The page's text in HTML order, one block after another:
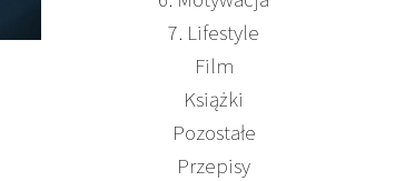
7. Lifestyle
Film
Książki
Pozostałe
Przepisy